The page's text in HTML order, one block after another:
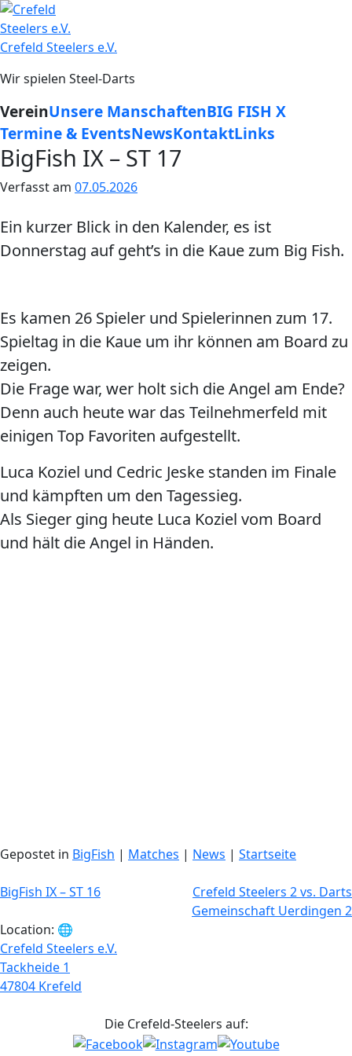
Zum
Inhalt
springen
Crefeld Steelers e.V.
Wir spielen Steel-Darts
VereinUnsere ManschaftenBIG FISH X
Termine & EventsNewsKontaktLinks
BigFish IX – ST 17
Verfasst am 07.05.2026
Ein kurzer Blick in den Kalender, es ist
Donnerstag auf geht’s in die Kaue zum Big Fish.
Es kamen 26 Spieler und Spielerinnen zum 17.
Spieltag in die Kaue um ihr können am Board zu
zeigen.
Die Frage war, wer holt sich die Angel am Ende?
Denn auch heute war das Teilnehmerfeld mit
einigen Top Favoriten aufgestellt.
Luca Koziel und Cedric Jeske standen im Finale
und kämpften um den Tagessieg.
Als Sieger ging heute Luca Koziel vom Board
und hält die Angel in Händen.
Gepostet in BigFish | Matches | News | Startseite
Beitragsnavigation
BigFish IX – ST 16
Crefeld Steelers 2 vs. Darts
Gemeinschaft Uerdingen 2
Location: 🌐
Crefeld Steelers e.V.
Tackheide 1
47804 Krefeld
Die Crefeld-Steelers auf: